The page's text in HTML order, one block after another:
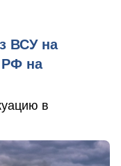
ВСУ на
РФ на
в